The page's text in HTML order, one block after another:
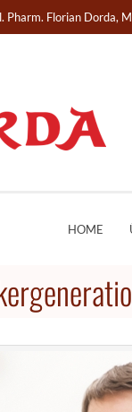
Pharm. Florian Dorda,
HOME